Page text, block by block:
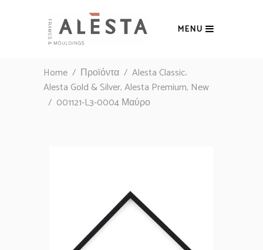
MENU
Home / Προϊόντα / Alesta Classic,
Alesta Gold & Silver,Alesta Premium, New
/ 001121-L3-0004 Μαύρο